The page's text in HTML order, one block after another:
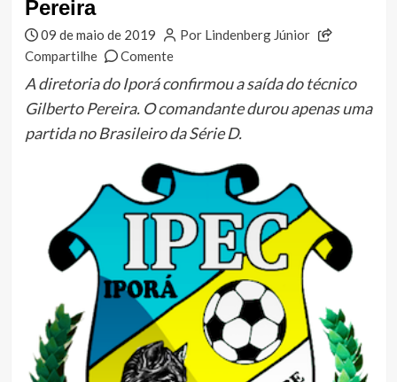
Pereira
09 de maio de 2019
Por Lindenberg Júnior
Compartilhe
Comente
A diretoria do Iporá confirmou a saída do técnico
Gilberto Pereira. O comandante durou apenas uma
partida no Brasileiro da Série D.